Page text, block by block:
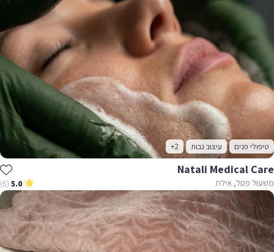
טיפולי פנים עיצוב גבות +2
Natali Medical Care
משעול פטל, אילת 5.0
(6)